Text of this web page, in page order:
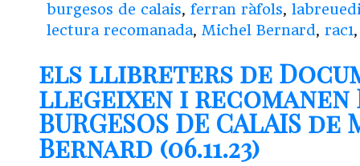
burgesos de calais, ferran ràfols,
lectura recomanada, Michel Bernard, rac1
els llibreters de
llegeixen i recomanen
BURGESOS DE CALAIS
Bernard (06.11.23)